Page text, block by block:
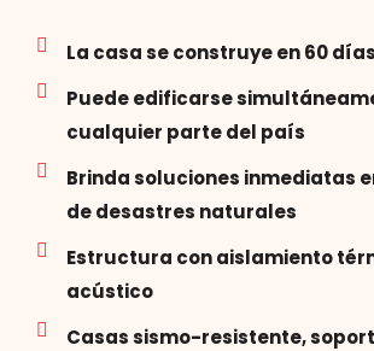
La casa se construye en 60 días
Puede edificarse
cualquier parte del país
Brinda soluciones inmediatas
de desastres naturales
Estructura con aislamiento
acústico
Casas sismo-resistente,